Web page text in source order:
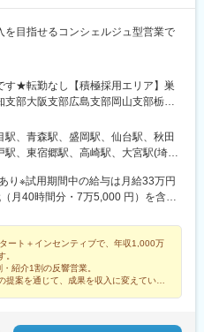
きます。無理なく、効率よく配送が
バーが全面的にバックアップし、サ
に取り組むことができます。
りません。
を目指せるコンシェルジュ型営業で
★転勤なし【積極採用エリア】巣
部大阪支部広島支部岡山支部栃木
リア】北海道、青森、秋田、岩手、
馬、埼玉、千葉、神奈川、新潟、富
山梨、三重、滋賀、京都、兵庫、
宮崎、鹿児島、沖縄※勤務地の詳細
ください。
、青森駅、盛岡駅、仙台駅、秋田
、東宿郷駅、高崎駅、大宮駅(埼玉
校駅、名鉄岐阜駅、新静岡駅、伏見
駅、草津駅(滋賀県)、京都駅、東梅
、徳島駅、高松駅(香川県)、松山市
駅、めがね橋駅、水道町駅、大分
駅、庚申塚駅、立川駅、西４丁目
県)、宇都宮駅東口駅、市役所前駅
)、新富町駅(富山県)、金沢駅、福井
、田中口駅、岡山駅、原爆ドーム前
り※試用期間中の給与は月給33万円
月40時間分・7万5,000 円）を含
員・月給80万円～：マネージャー候
、その後3カ月間の給与にインセン
す。（例1～3月の成績が、4～6月
円のインセンティブを手にする社
、当社では、成果に見合う待遇を
ート＋インセンティブで、年収1,000万
。
紹介1割の反響営業。
提案を通じて、成果を収入に変えていく